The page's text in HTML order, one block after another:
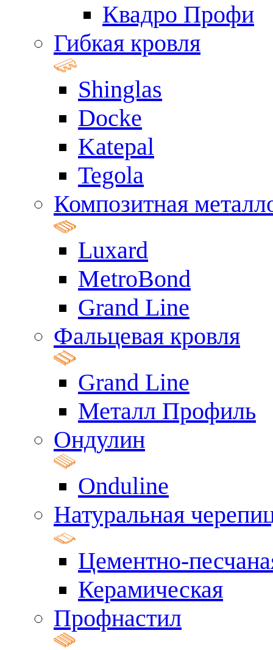
Квадро Профи
Гибкая кровля
Shinglas
Docke
Katepal
Tegola
Композитная
Luxard
MetroBond
Grand Line
Фальцевая кровля
Grand Line
Металл Профиль
Ондулин
Onduline
Натуральная
Цементно-
Керамическая
Профнастил